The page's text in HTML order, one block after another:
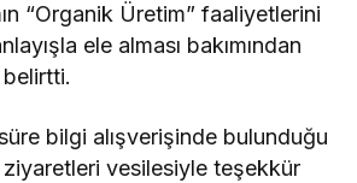
“Organik Üretim” faaliyetlerini
ele alması bakımından
belirtti.
bilgi alışverişinde bulunduğu
vesilesiyle teşekkür